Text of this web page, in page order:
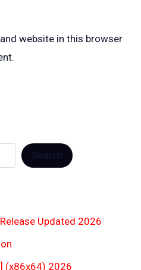
website in this browser
Updated 2026
(x86x64) 2026